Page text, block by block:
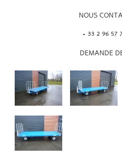
NOUS
+ 33 2 96 57
DEMANDE